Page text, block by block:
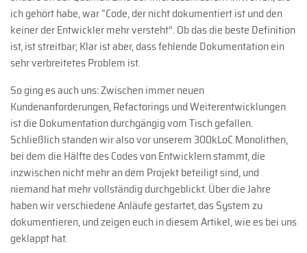
ich gehört habe, war “Code, der nicht dokumentiert ist und den
keiner der Entwickler mehr versteht”. Ob das die beste Definition
ist, ist streitbar; Klar ist aber, dass fehlende Dokumentation ein
sehr verbreitetes Problem ist.
So ging es auch uns: Zwischen immer neuen
Kundenanforderungen, Refactorings und Weiterentwicklungen
ist die Dokumentation durchgängig vom Tisch gefallen.
Schließlich standen wir also vor unserem 300kLoC Monolithen,
bei dem die Hälfte des Codes von Entwicklern stammt, die
inzwischen nicht mehr an dem Projekt beteiligt sind, und
niemand hat mehr vollständig durchgeblickt. Über die Jahre
haben wir verschiedene Anläufe gestartet, das System zu
dokumentieren, und zeigen euch in diesem Artikel, wie es bei uns
geklappt hat.